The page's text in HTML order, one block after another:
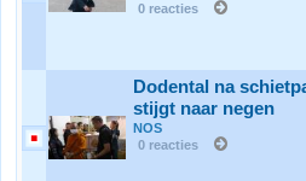
0 reacties
Dodental na
stijgt naar negen
NOS
0 reacties